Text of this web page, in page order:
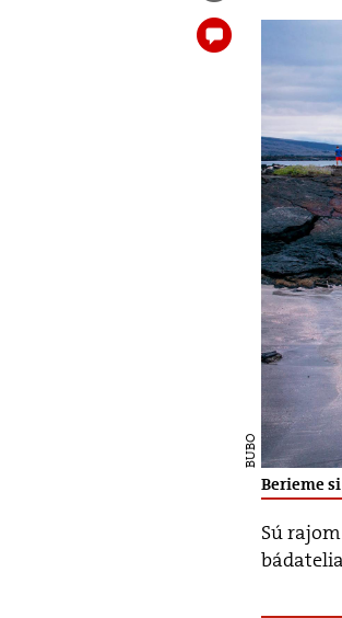
BUBO
Berieme
Sú